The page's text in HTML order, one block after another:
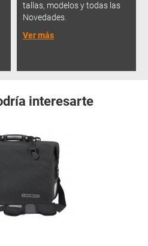
tallas, modelos y todas las
Novedades.
Ver más
interesarte